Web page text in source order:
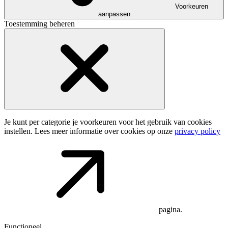
Voorkeuren
aanpassen
Toestemming beheren
Je kunt per categorie je voorkeuren voor het gebruik van cookies
instellen. Lees meer informatie over cookies op onze privacy policy
pagina.